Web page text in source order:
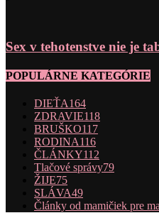
Sex v tehotenstve nie je
POPULÁRNE KATEGÓRIE
DIEŤA164
ZDRAVIE118
BRUŠKO117
RODINA116
ČLÁNKY112
Tlačové správy79
ŽIJE75
SLÁVA49
Články od mamičiek pre